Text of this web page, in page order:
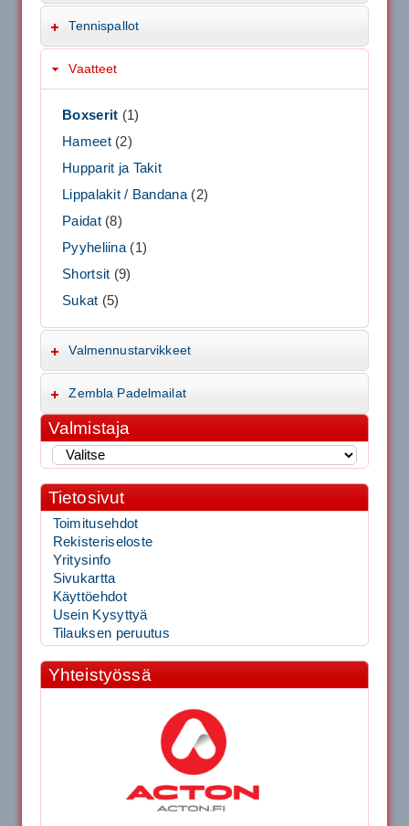
Tennispallot
Vaatteet
Boxserit (1)
Hameet(2)
Hupparit ja Takit
Lippalakit / Bandana(2)
Paidat(8)
Pyyheliina(1)
Shortsit (9)
Sukat (5)
Valmennustarvikkeet
Zembla Padelmailat
Valmistaja
Tietosivut
Toimitusehdot
Rekisteriseloste
Yritysinfo
Sivukartta
Käyttöehdot
Usein Kysyttyä
Tilauksen peruutus
Yhteistyössä